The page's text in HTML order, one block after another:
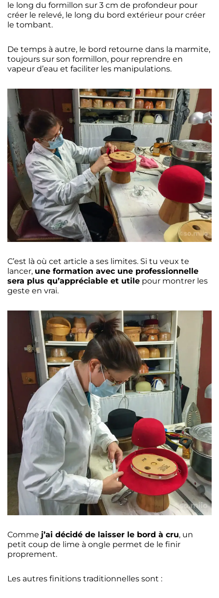
le long du formillon sur 3 cm de profondeur pour
créer le relevé, le long du bord extérieur pour créer
le tombant.
De temps à autre, le bord retourne dans la marmite,
toujours sur son formillon, pour reprendre en
vapeur d’eau et faciliter les manipulations.
C’est là où cet article a ses limites. Si tu veux te
lancer, une formation avec une professionnelle
sera plus qu’appréciable et utile pour montrer les
geste en vrai.
Comme j’ai décidé de laisser le bord à cru, un
petit coup de lime à ongle permet de le finir
proprement.
Les autres finitions traditionnelles sont :